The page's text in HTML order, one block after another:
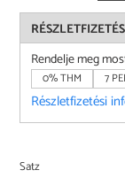
RÉSZLETFIZETÉS
Rendelje meg
0% THM 7
Részletfizetési
Satz